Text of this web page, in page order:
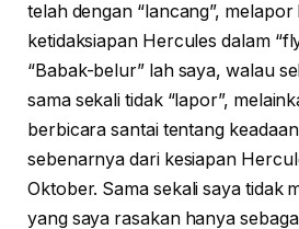
telah dengan “lancang”,
ketidaksiapan Hercules dalam
“Babak-belur” lah saya, walau
sama sekali tidak “lapor”,
berbicara santai tentang
sebenarnya dari kesiapan
Oktober. Sama sekali saya tidak
yang saya rasakan hanya